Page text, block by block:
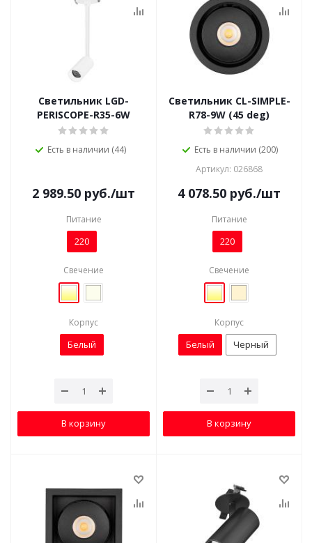
Светильник LGD-
PERISCOPE-R35-6W
Есть в наличии (44)
2 989.50 руб./шт
Питание
220
Свечение
Корпус
Белый
В корзину
Светильник CL-SIMPLE-
R78-9W (45 deg)
Есть в наличии (200)
Артикул: 026868
4 078.50 руб./шт
Питание
220
Свечение
Корпус
Белый Черный
В корзину